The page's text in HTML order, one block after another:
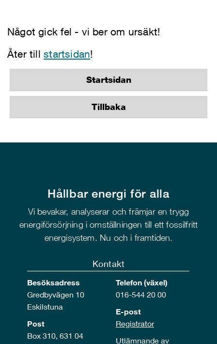
Något gick fel - vi ber om ursäkt!
Åter tillstartsidan!
Startsidan
Tillbaka
Hållbar energi för alla
Vi bevakar, analyserar och främjar en trygg
energiförsörjning i omställningen till ett fossilfritt
energisystem. Nu och i framtiden.
Kontakt
Besöksadress
Gredbyvägen 10
Eskilstuna
Post
Box 310, 631 04
Telefon (växel)
016-544 20 00
E-post
Registrator
Utlämnande av